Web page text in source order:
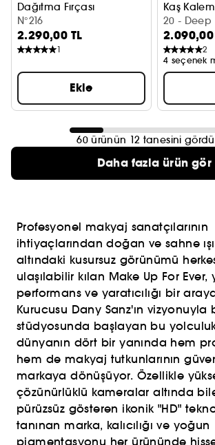
Dağıtma Fırçası
N°216
2.290,00 TL
1
Ekle
Kaş
20 - Deep
2.090,00
2
4 seçenek
60 ürünün 12 tanesini
Daha fazla ürün gör
Profesyonel makyaj sanatçılarının
ihtiyaçlarından doğan ve sahne
altındaki kusursuz görünümü
ulaşılabilir kılan Make Up For Ever,
performans ve yaratıcılığı bir
Kurucusu Dany Sanz'ın vizyonuyla
stüdyosunda başlayan bu
dünyanın dört bir yanında hem
hem de makyaj tutkunlarının
markaya dönüşüyor. Özellikle
çözünürlüklü kameralar altında
pürüzsüz gösteren ikonik "HD"
tanınan marka, kalıcılığı ve yoğun
pigmentasyonu her ürününde